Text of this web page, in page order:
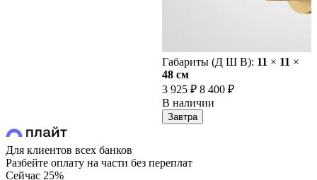
Габариты (Д Ш В): 11 × 11 ×
48 cм
3 925 ₽ 8 400 ₽
В наличии
Завтра
Для клиентов всех банков
Разбейте оплату на части без переплат
Сейчас 25%